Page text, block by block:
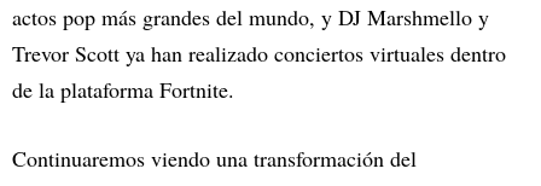
actos pop más grandes del mundo, y DJ Marshmello y
Trevor Scott ya han realizado conciertos virtuales dentro
de la plataforma Fortnite.
Continuaremos viendo una transformación del